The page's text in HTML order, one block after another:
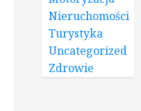
Nieruchomości
Turystyka
Uncategorized
Zdrowie